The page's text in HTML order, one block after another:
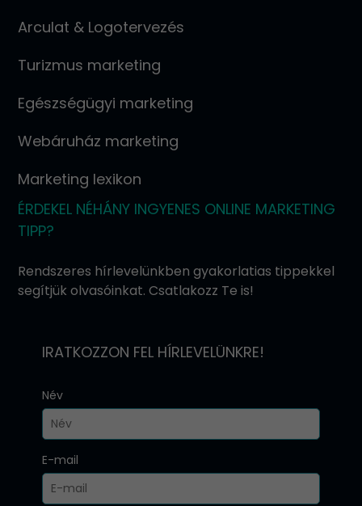
Arculat & Logotervezés
Turizmus marketing
Egészségügyi marketing
Webáruház marketing
Marketing lexikon
ÉRDEKEL NÉHÁNY INGYENES ONLINE MARKETING
TIPP?
Rendszeres hírlevelünkben gyakorlatias tippekkel
segítjük olvasóinkat. Csatlakozz Te is!
IRATKOZZON FEL HÍRLEVELÜNKRE!
Név
E-mail